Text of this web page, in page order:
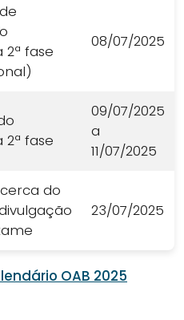
fase
08/07/2025
fase
09/07/2025
a
11/07/2025
do
23/07/2025
OAB 2025